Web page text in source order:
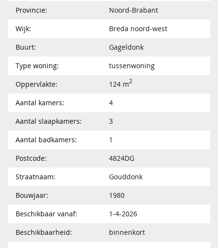
Provincie:
Noord-Brabant
Wijk:
Breda noord-west
Buurt:
Gageldonk
Type woning:
tussenwoning
Oppervlakte:
124 m2
Aantal kamers:
4
Aantal slaapkamers:
3
Aantal badkamers:
1
Postcode:
4824DG
Straatnaam:
Gouddonk
Bouwjaar:
1980
Beschikbaar vanaf:
1-4-2026
Beschikbaarheid:
binnenkort